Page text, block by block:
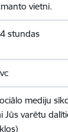
vietni.
stundas
mediju
Jūs varētu